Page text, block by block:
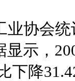
协会统
显示，
下降